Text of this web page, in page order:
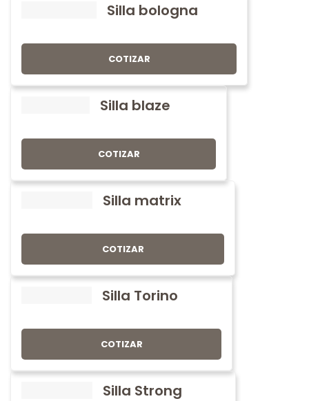
Silla bologna
COTIZAR
Silla blaze
COTIZAR
Silla matrix
COTIZAR
Silla Torino
COTIZAR
Silla Strong